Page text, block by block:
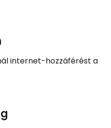
internet-hozzáférést a